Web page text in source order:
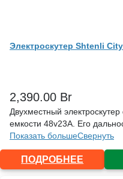
Электроскутер Shtenli
2,390.00 Br
Двухместный
емкости 48v23А. Его
Показать большеСвернуть
ПОДРОБНЕЕ